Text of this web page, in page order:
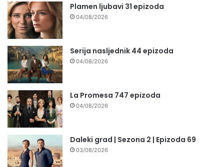
Plamen ljubavi 31 epizoda
04/08/2026
Serija nasljednik 44 epizoda
04/08/2026
La Promesa 747 epizoda
04/08/2026
Daleki grad | Sezona 2 | Epizoda 69
03/08/2026